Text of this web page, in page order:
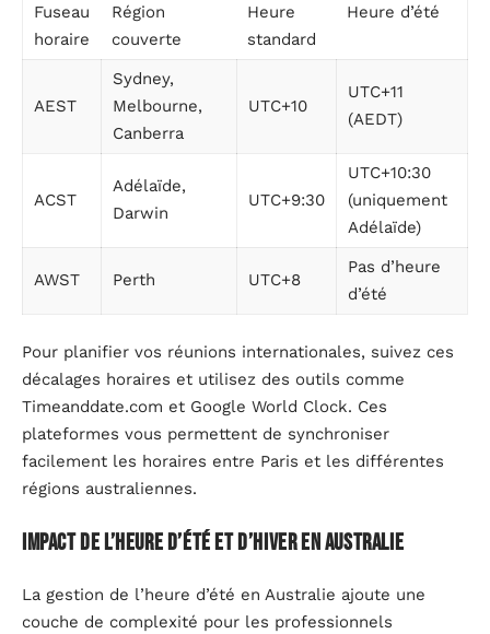
Fuseau
horaire
Région
couverte
Heure
standard
Heure d’été
AEST
Sydney,
Melbourne,
Canberra
UTC+10
UTC+11
(AEDT)
ACST
Adélaïde,
Darwin
UTC+9:30
UTC+10:30
(uniquement
Adélaïde)
AWST Perth UTC+8
Pas d’heure
d’été
Pour planifier vos réunions internationales, suivez ces
décalages horaires et utilisez des outils comme
Timeanddate.com et Google World Clock. Ces
plateformes vous permettent de synchroniser
facilement les horaires entre Paris et les différentes
régions australiennes.
Impact de l’heure d’été et d’hiver en Australie
La gestion de l’heure d’été en Australie ajoute une
couche de complexité pour les professionnels